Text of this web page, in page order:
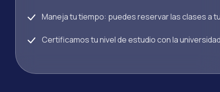
Maneja tu tiempo: puedes reservar las clases a
Certificamos tu nivel de estudio con la